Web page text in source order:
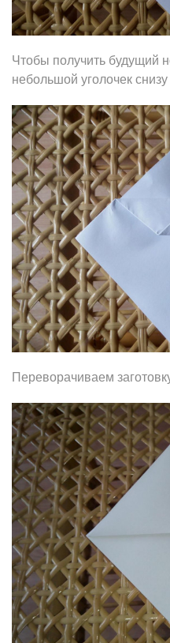
Чтобы получить будущий
небольшой уголочек
Переворачиваем